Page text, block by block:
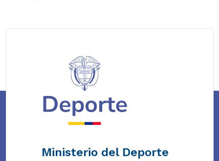
Ministerio del Deporte